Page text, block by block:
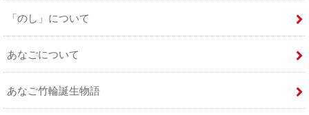
「のし」について
あなごについて
あなご竹輪誕生物語